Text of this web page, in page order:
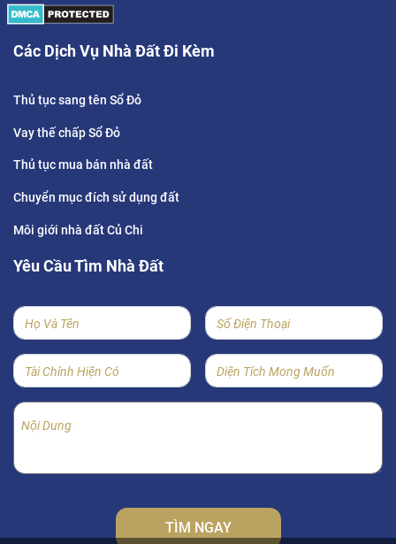
Các Dịch Vụ Nhà Đất Đi Kèm
Thủ tục sang tên Sổ Đỏ
Vay thế chấp Sổ Đỏ
Thủ tục mua bán nhà đất
Chuyển mục đích sử dụng đất
Môi giới nhà đất Củ Chi
Yêu Cầu Tìm Nhà Đất